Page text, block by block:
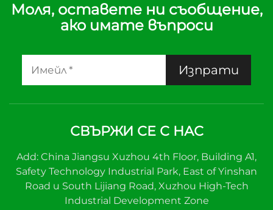
Моля, оставете ни съобщение,
ако имате въпроси
Изпрати
СВЪРЖИ СЕ С НАС
Add: China Jiangsu Xuzhou 4th Floor, Building A1,
Safety Technology Industrial Park, East of Yinshan
Road и South Lijiang Road, Xuzhou High-Tech
Industrial Development Zone